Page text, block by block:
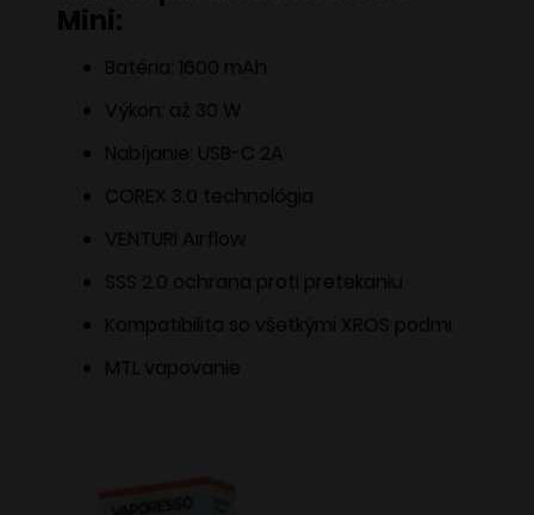
Mini:
Batéria: 1600 mAh
Výkon: až 30 W
Nabíjanie: USB-C 2A
COREX 3.0 technológia
VENTURI Airflow
SSS 2.0 ochrana proti pretekaniu
Kompatibilita so všetkými XROS podmi
MTL vapovanie